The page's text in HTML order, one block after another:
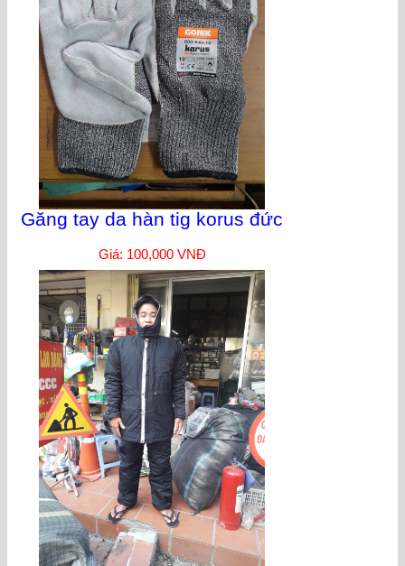
Găng tay da hàn tig korus đức
Giá: 100,000 VNĐ